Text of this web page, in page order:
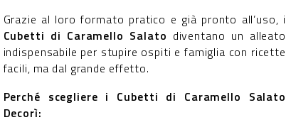
Grazie al loro formato pratico e già pronto all’uso, i
Cubetti di Caramello Salato diventano un alleato
indispensabile per stupire ospiti e famiglia con ricette
facili, ma dal grande effetto.
Perché scegliere i Cubetti di Caramello Salato
Decorì: